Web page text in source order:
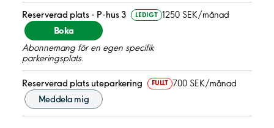
Reserverad plats - P-hus 3 LEDIGT 1250 SEK/månad
Boka
Abonnemang för en egen specifik
parkeringsplats.
Reserverad plats uteparkering FULLT 700 SEK/månad
Meddela mig